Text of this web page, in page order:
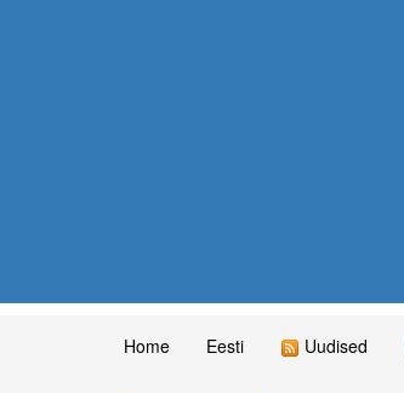
Home Eesti Uudised